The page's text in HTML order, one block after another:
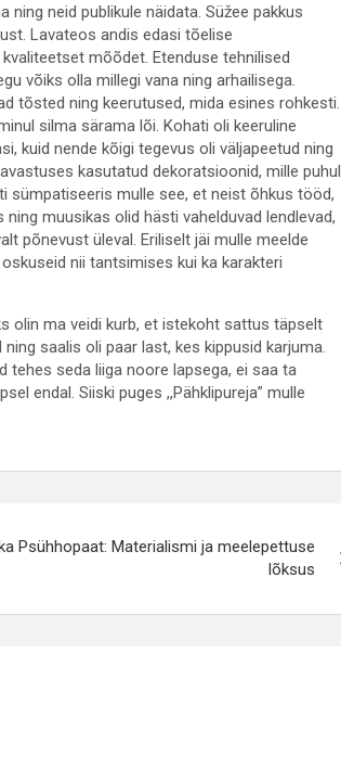
neid publikule näidata. Süžee pakkus
Lavateos andis edasi tõelise
mõõdet. Etenduse tehnilised
võiks olla millegi vana ning arhailisega.
tõsted ning keerutused, mida esines rohkesti.
silma särama lõi. Kohati oli keeruline
kuid nende kõigi tegevus oli väljapeetud ning
kasutatud dekoratsioonid, mille puhul
sümpatiseeris mulle see, et neist õhkus tööd,
muusikas olid hästi vahelduvad lendlevad,
põnevust üleval. Eriliselt jäi mulle meelde
nii tantsimises kui ka karakteri
olin ma veidi kurb, et istekoht sattus täpselt
saalis oli paar last, kes kippusid karjuma.
seda liiga noore lapsega, ei saa ta
endal. Siiski puges ,,Pähklipureja” mulle
Psühhopaat: Materialismi ja meelepettuse
lõksus